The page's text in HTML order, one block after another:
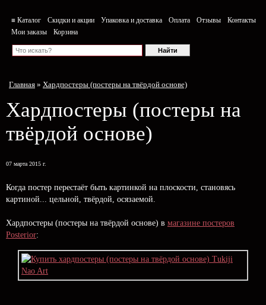
≡ Каталог Скидки и акции Упаковка и доставка Оплата Отзывы
Контакты
Мои заказы
Корзина
Главная » Хардпостеры (постеры на твёрдой основе)
Хардпостеры (постеры на
твёрдой основе)
07 марта 2015 г.
Когда постер перестаёт быть картинкой на плоскости, становясь
картиной... цельной, твёрдой, осязаемой.
Хардпостеры (постеры на твёрдой основе) в магазине постеров
Posterior: